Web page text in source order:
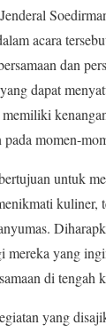
acara
dan
dapat
momen-
untuk
kuliner,
mereka yang
di tengah
yang